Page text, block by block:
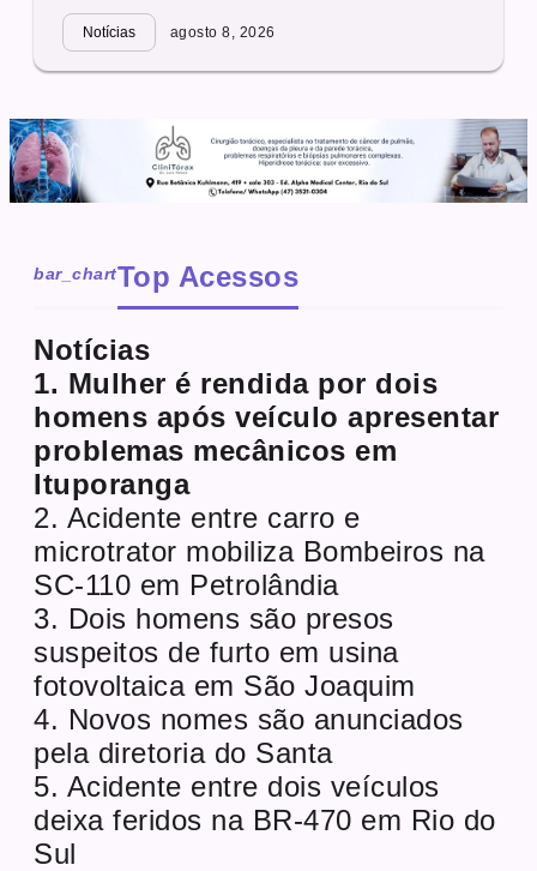
Notícias agosto 8, 2026
bar_chartTop Acessos
Notícias
1. Mulher é rendida por dois
homens após veículo apresentar
problemas mecânicos em
Ituporanga
2. Acidente entre carro e
microtrator mobiliza Bombeiros na
SC-110 em Petrolândia
3. Dois homens são presos
suspeitos de furto em usina
fotovoltaica em São Joaquim
4. Novos nomes são anunciados
pela diretoria do Santa
5. Acidente entre dois veículos
deixa feridos na BR-470 em Rio do
Sul